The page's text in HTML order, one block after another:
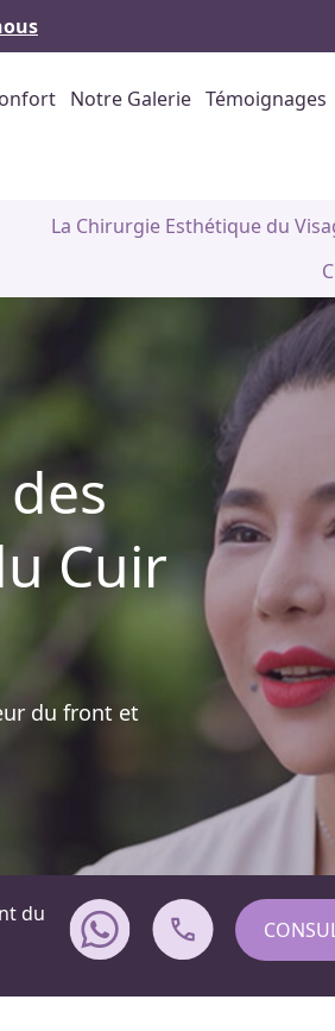
Notre Galerie Témoignages
La Chirurgie Esthétique du
Cuir
du front et
du